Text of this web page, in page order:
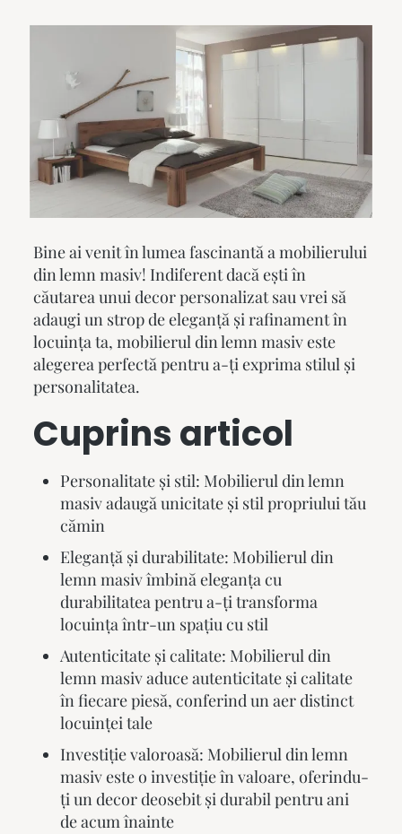
Bine ai venit în lumea fascinantă amobilierului
din lemn masiv! Indiferent dacă ești în
căutarea unui decor personalizat sau vrei să
adaugi un strop de eleganță și rafinament în
locuința ta, mobilierul din lemn masiveste
alegerea perfectă pentru a-ți exprima stilul și
personalitatea.
Cuprins articol
Personalitate și stil: Mobilierul din lemn
masiv adaugă unicitate și stil propriului tău
cămin
Eleganță și durabilitate: Mobilierul din
lemn masiv îmbină eleganța cu
durabilitatea pentru a-ți transforma
locuința într-un spațiu cu stil
Autenticitate și calitate: Mobilierul din
lemn masiv aduce autenticitate și calitate
în fiecare piesă, conferind un aer distinct
locuinței tale
Investiție valoroasă: Mobilierul din lemn
masiv este o investiție în valoare, oferindu-
ți un decor deosebit și durabil pentru ani
de acum înainte